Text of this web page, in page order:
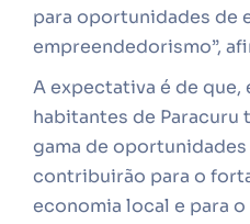
para oportunidades de
empreendedorismo”,
A expectativa é de que,
habitantes de Paracuru
gama de
contribuirão para o
economia local e para